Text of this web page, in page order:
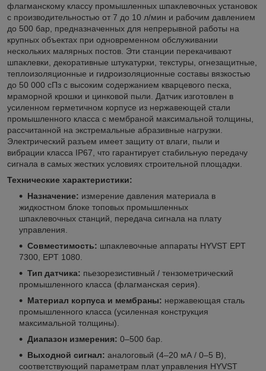
флагманскому классу промышленных шпаклевочных установок
с производительностью от 7 до 10 л/мин и рабочим давлением
до 500 бар, предназначенных для непрерывной работы на
крупных объектах при одновременном обслуживании
нескольких малярных постов. Эти станции перекачивают
шпаклевки, декоративные штукатурки, текстуры, огнезащитные,
теплоизоляционные и гидроизоляционные составы вязкостью
до 50 000 сПз с высоким содержанием кварцевого песка,
мраморной крошки и цинковой пыли. Датчик изготовлен в
усиленном герметичном корпусе из нержавеющей стали
промышленного класса с мембраной максимальной толщины,
рассчитанной на экстремальные абразивные нагрузки.
Электрический разъем имеет защиту от влаги, пыли и
вибрации класса IP67, что гарантирует стабильную передачу
сигнала в самых жестких условиях строительной площадки.
Технические характеристики:
Назначение: измерение давления материала в
жидкостном блоке топовых промышленных
шпаклевочных станций, передача сигнала на плату
управления.
Совместимость: шпаклевочные аппараты HYVST EPT
7300, EPT 1080.
Тип датчика: пьезорезистивный / тензометрический
промышленного класса (флагманская серия).
Материал корпуса и мембраны: нержавеющая сталь
промышленного класса (усиленная конструкция
максимальной толщины).
Диапазон измерения: 0–500 бар.
Выходной сигнал: аналоговый (4–20 мА / 0–5 В),
соответствующий параметрам плат управления HYVST